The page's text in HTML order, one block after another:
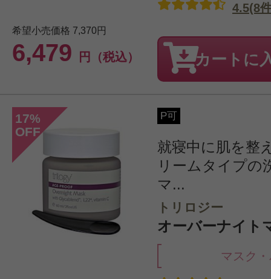
希望小売価格 7,370円
6,479 円（税込）
4.5(8
カートに
17%
OFF
P可
就寝中に肌を整
リームタイプの
マ...
トリロジー
オーバーナイト
マスク